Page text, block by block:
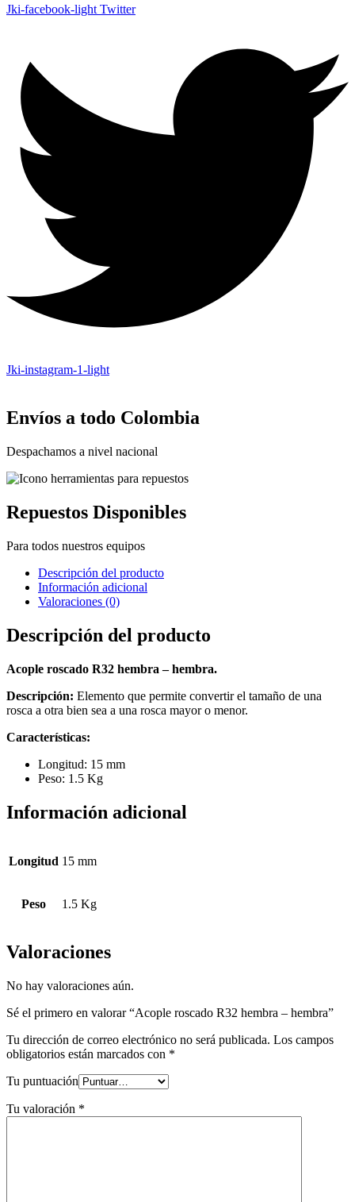
Jki-facebook-light Twitter
Jki-instagram-1-light
Envíos a todo Colombia
Despachamos a nivel nacional
Repuestos Disponibles
Para todos nuestros equipos
Descripción del producto
Información adicional
Valoraciones (0)
Descripción del producto
Acople roscado R32 hembra – hembra.
Descripción: Elemento que permite convertir el tamaño de una
rosca a otra bien sea a una rosca mayor o menor.
Características:
Longitud: 15 mm
Peso: 1.5 Kg
Información adicional
Longitud 15 mm
Peso 1.5 Kg
Valoraciones
No hay valoraciones aún.
Sé el primero en valorar “Acople roscado R32 hembra – hembra”
Tu dirección de correo electrónico no será publicada. Los campos
obligatorios están marcados con *
Tu puntuación
Tu valoración *